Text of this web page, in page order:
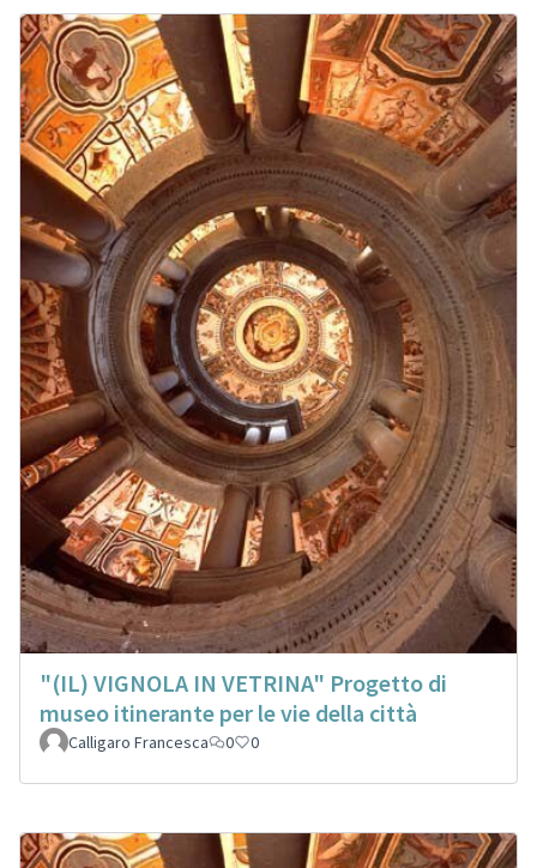
"(IL) VIGNOLA IN VETRINA" Progetto di
museo itinerante per le vie della città
Calligaro Francesca 0 0